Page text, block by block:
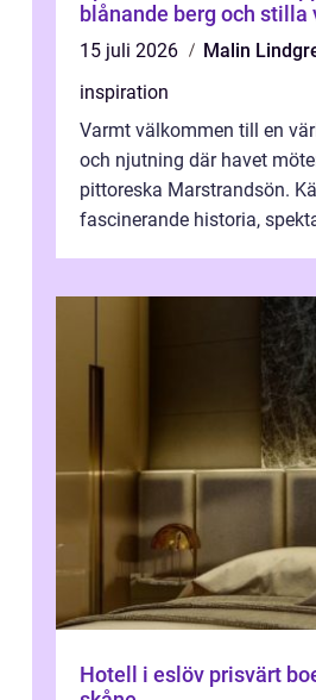
blånande berg och stilla
15 juli 2026
Malin
inspiration
Varmt välkommen till en
och njutning där havet
pittoreska Marstrandsön.
fascinerande historia,
Hotell i eslöv prisvärt boende mitt i